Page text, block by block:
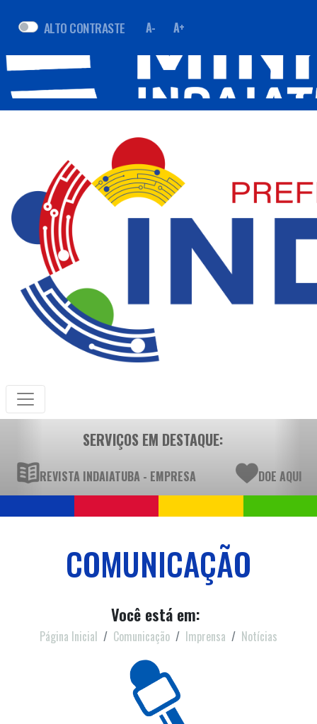
ALTO CONTRASTE A- A+
SERVIÇOS EM DESTAQUE:
REVISTA INDAIATUBA - EMPRESA DOE AQUI
COMUNICAÇÃO
Você está em:
Página Inicial Comunicação Imprensa Notícias